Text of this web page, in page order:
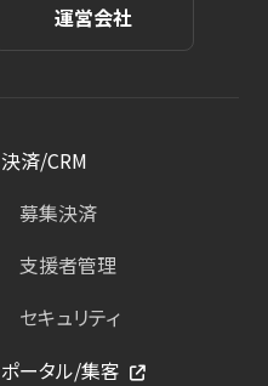
運営会社
決済/CRM
募集決済
支援者管理
セキュリティ
ポータル/集客